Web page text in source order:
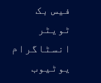
فیس بک
ٹویٹر
انسٹاگرام
یوٹیوب